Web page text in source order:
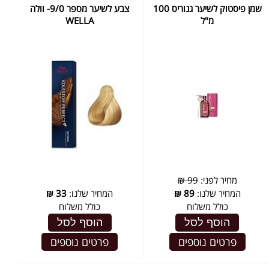
שמן פיסטוק לשיער גנוריס 100
מ"ל
מחיר לפני:99 ₪
המחיר שלנו:89
₪
כולל משלוח
הוסף לסל
פרטים נוספים
צבע לשיער מספר 9/0- וולה
WELLA
המחיר שלנו: 33
₪
כולל משלוח
הוסף לסל
פרטים נוספים